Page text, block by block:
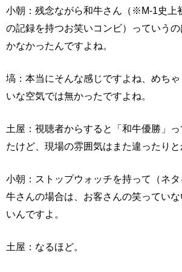
小朝：残念ながら和牛さん（※M-1史上
の記録を持つお笑いコンビ）っていう
かなかったんですよね。
塙：本当にそんな感じですよね、めち
いな空気では無かったですよね。
土屋：視聴者からすると「和牛優勝」
たけど、現場の雰囲気はまた違ったり
小朝：ストップウォッチを持って（ネ
牛さんの場合は、お客さんの笑ってい
いんですよ。
土屋：なるほど。